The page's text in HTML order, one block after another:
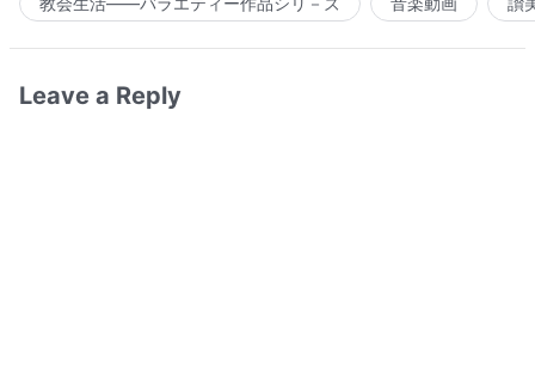
Leave a Reply